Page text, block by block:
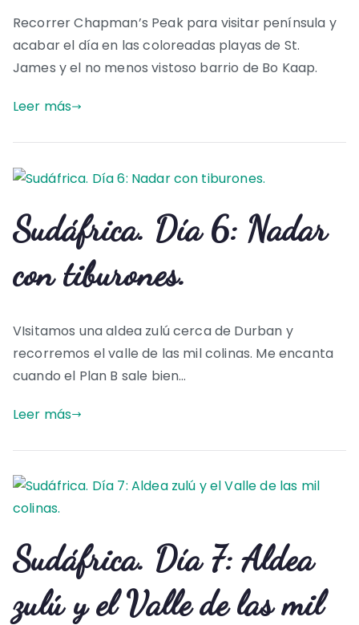
Recorrer Chapman’s Peak para visitar península y
acabar el día en las coloreadas playas de St.
James y el no menos vistoso barrio de Bo Kaap.
Leer más
Sudáfrica. Día 6: Nadar
con tiburones.
VIsitamos una aldea zulú cerca de Durban y
recorremos el valle de las mil colinas. Me encanta
cuando el Plan B sale bien…
Leer más
Sudáfrica. Día 7: Aldea
zulú y el Valle de las mil